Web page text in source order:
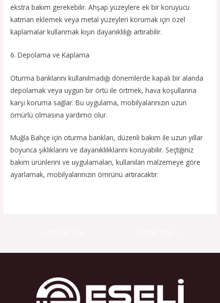
ekstra bakım gerekebilir. Ahşap yüzeylere ek bir koruyucu
katman eklemek veya metal yüzeyleri korumak için özel
kaplamalar kullanmak kışın dayanıklılığı artırabilir.
6. Depolama ve Kaplama
Oturma banklarını kullanılmadığı dönemlerde kapalı bir alanda
depolamak veya uygun bir örtü ile örtmek, hava koşullarına
karşı koruma sağlar. Bu uygulama, mobilyalarınızın uzun
ömürlü olmasına yardımcı olur.
Muğla Bahçe için oturma bankları, düzenli bakım ile uzun yıllar
boyunca şıklıklarını ve dayanıklılıklarını koruyabilir. Seçtiğiniz
bakım ürünlerini ve uygulamaları, kullanılan malzemeye göre
ayarlamak, mobilyalarınızın ömrünü artıracaktır.